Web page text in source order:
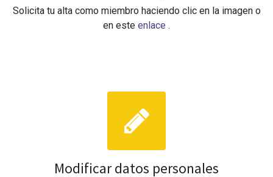
Solicita tu alta como miembro haciendo clic en la imagen o
en este enlace .
Modificar datos personales